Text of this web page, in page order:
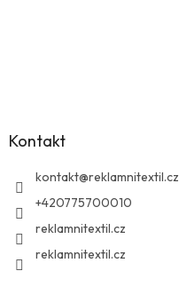
Kontakt
kontakt@reklamnitextil.cz
+420775700010
reklamnitextil.cz
reklamnitextil.cz